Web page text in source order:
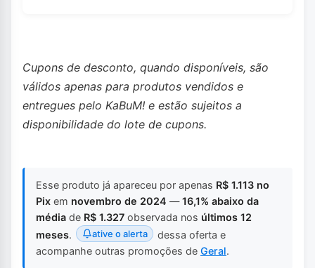
Cupons de desconto, quando disponíveis, são
válidos apenas para produtos vendidos e
entregues pelo KaBuM! e estão sujeitos a
disponibilidade do lote de cupons.
Esse produto já apareceu por apenas R$ 1.113 no
Pix em novembro de 2024 —16,1% abaixo da
média de R$ 1.327 observada nos últimos 12
meses. ative o alerta
dessa oferta e
acompanhe outras promoções de Geral.